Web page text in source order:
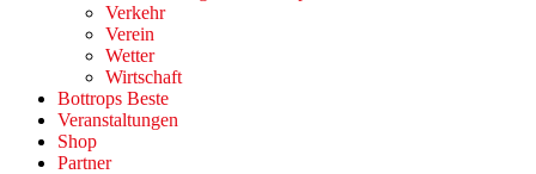
Verkehr
Verein
Wetter
Wirtschaft
Bottrops Beste
Veranstaltungen
Shop
Partner